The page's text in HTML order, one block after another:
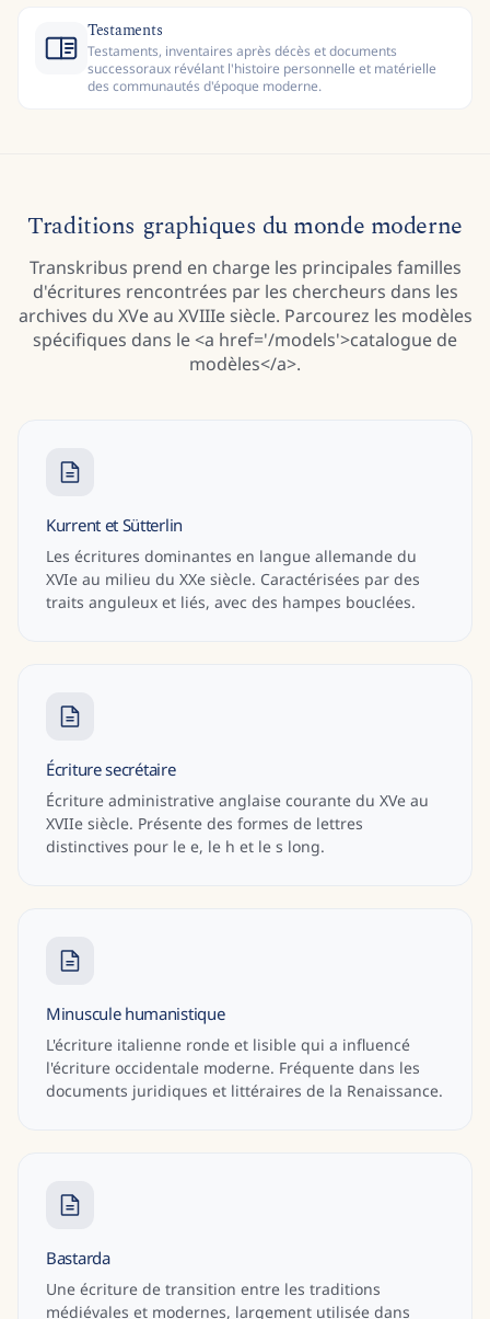
Testaments
Testaments, inventaires après décès et documents
successoraux révélant l'histoire personnelle et matérielle
des communautés d'époque moderne.
Traditions graphiques du monde moderne
Transkribus prend en charge les principales familles
d'écritures rencontrées par les chercheurs dans les
archives du XVe au XVIIIe siècle. Parcourez les modèles
spécifiques dans le <a href='/models'>catalogue de
modèles</a>.
Kurrent et Sütterlin
Les écritures dominantes en langue allemande du
XVIe au milieu du XXe siècle. Caractérisées par des
traits anguleux et liés, avec des hampes bouclées.
Écriture secrétaire
Écriture administrative anglaise courante du XVe au
XVIIe siècle. Présente des formes de lettres
distinctives pour le e, le h et le s long.
Minuscule humanistique
L'écriture italienne ronde et lisible qui a influencé
l'écriture occidentale moderne. Fréquente dans les
documents juridiques et littéraires de la Renaissance.
Bastarda
Une écriture de transition entre les traditions
médiévales et modernes, largement utilisée dans